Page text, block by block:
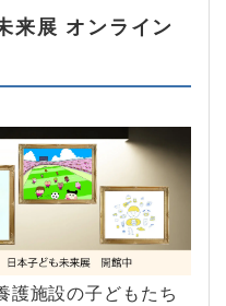
来展 オンライン
護施設の子どもたち